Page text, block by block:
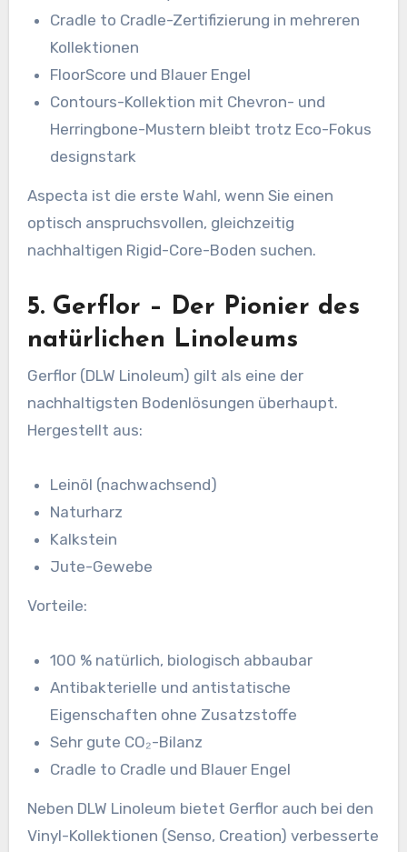
Cradle to Cradle-Zertifizierung in mehreren
Kollektionen
FloorScore und Blauer Engel
Contours-Kollektion mit Chevron- und
Herringbone-Mustern bleibt trotz Eco-Fokus
designstark
Aspecta ist die erste Wahl, wenn Sie einen
optisch anspruchsvollen, gleichzeitig
nachhaltigen Rigid-Core-Boden suchen.
5. Gerflor – Der Pionier des
natürlichen Linoleums
Gerflor (DLW Linoleum) gilt als eine der
nachhaltigsten Bodenlösungen überhaupt.
Hergestellt aus:
Leinöl (nachwachsend)
Naturharz
Kalkstein
Jute-Gewebe
Vorteile:
100 % natürlich, biologisch abbaubar
Antibakterielle und antistatische
Eigenschaften ohne Zusatzstoffe
Sehr gute CO₂-Bilanz
Cradle to Cradle und Blauer Engel
Neben DLW Linoleum bietet Gerflor auch bei den
Vinyl-Kollektionen (Senso, Creation) verbesserte